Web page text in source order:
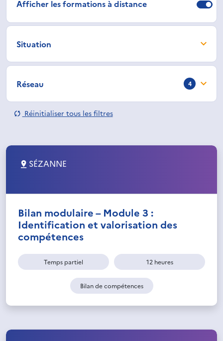
Afficher les formations à distance
Situation
Réseau 4
Réinitialiser tous les filtres
SÉZANNE
Bilan modulaire – Module 3 :
Identification et valorisation des
compétences
Temps partiel 12 heures
Bilan de compétences